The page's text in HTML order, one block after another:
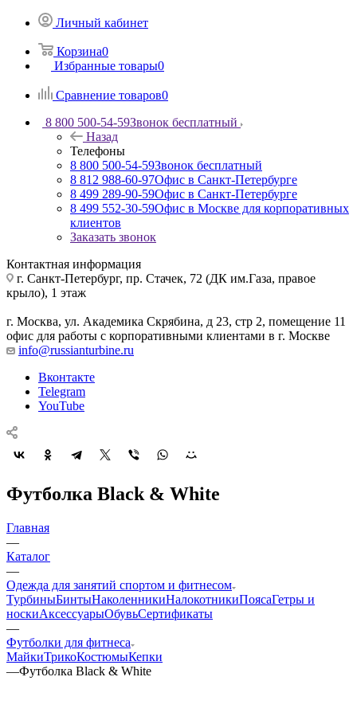
Личный кабинет
Корзина0
Избранные товары0
Сравнение товаров0
8 800 500-54-59Звонок бесплатный
Назад
Телефоны
8 800 500-54-59Звонок бесплатный
8 812 988-60-97Офис в Санкт-Петербурге
8 499 289-90-59Офис в Санкт-Петербурге
8 499 552-30-59Офис в Москве для корпоративных
клиентов
Заказать звонок
Контактная информация
г. Санкт-Петербург, пр. Стачек, 72 (ДК им.Газа, правое
крыло), 1 этаж
г. Москва, ул. Академика Скрябина, д 23, стр 2, помещение 11
офис для работы с корпоративными клиентами в г. Москве
info@russianturbine.ru
Вконтакте
Telegram
YouTube
Футболка Black & White
Главная
—
Каталог
—
Одежда для занятий спортом и фитнесом
ТурбиныБинтыНаколенникиНалокотникиПоясаГетры и
носкиАксессуарыОбувьСертификаты
—
Футболки для фитнеса
МайкиТрикоКостюмыКепки
—Футболка Black & White